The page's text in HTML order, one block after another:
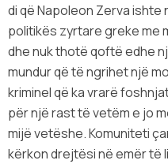
di që Napoleon Zerva
politikës zyrtare greke me
dhe nuk thotë qoftë edhe
mundur që të ngrihet një
kriminel që ka vrarë
për një rast të vetëm e jo
mijë vetëshe. Komuniteti
kërkon drejtësi në emër të